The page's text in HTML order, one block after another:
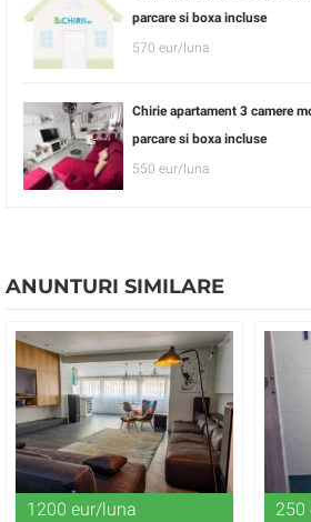
parcare si boxa incluse
570 eur/luna
Chirie apartament 3 camere
parcare si boxa incluse
550 eur/luna
ANUNTURI SIMILARE
1200 eur/luna 250